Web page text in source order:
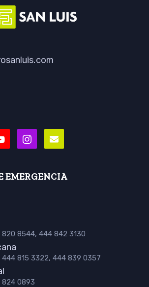
EMERGENCIA
8544, 444 842 3130
444 815 3322, 444 839 0357
824 0893